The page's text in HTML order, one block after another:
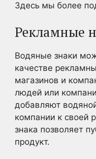
Здесь мы более
Рекламные
Водяные знаки
качестве
магазинов и
людей или
добавляют
компании к своей
знака позволяет
продукт.